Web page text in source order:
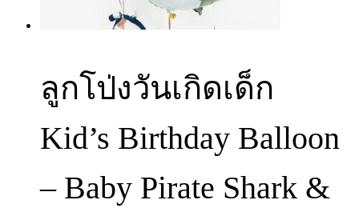
ลูกโป่งวันเกิดเด็ก
Kid’s Birthday Balloon
– Baby Pirate Shark &